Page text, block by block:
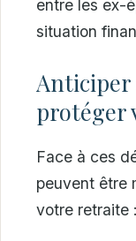
entre les ex-
situation
Anticiper
protéger
Face à ces
peuvent être
votre retraite :